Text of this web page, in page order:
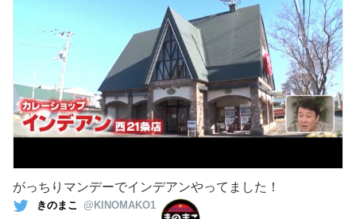
がっちりマンデーでインデアンやってました！
きのまこ @KINOMAKO1